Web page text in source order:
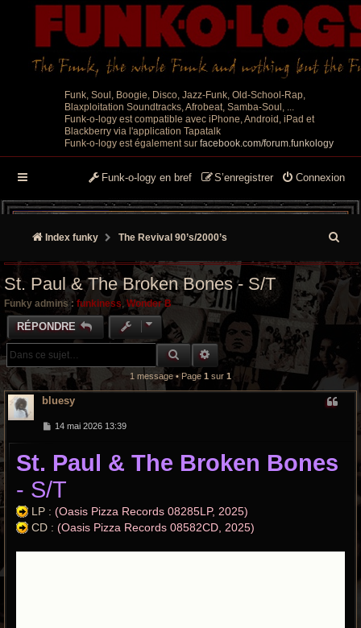
Funk, Soul, Boogie, Disco, Jazz-Funk, Old-School-Rap,
Blaxploitation Soundtracks, Afrobeat, Samba-Soul, ...
Funk-o-logy est compatible avec iPhone, Android, iPad et
Blackberry via l'application Tapatalk
Funk-o-logy est également sur facebook.com/forum.funkology
Connexion
S’enregistrer
Funk-o-logy en bref
Index funky The Revival 90’s/2000’s
e
r
c
St. Paul & The Broken Bones - S/T
Funky admins : funkiness, Wonder B
RÉPONDRE
RECHERCHE GROOVY
RECHERCHE AVANCÉE
1 message • Page 1 sur 1
bluesy
M
s
e
14 mai 2026 13:39
St. Paul & The Broken Bones
- S/T
LP : (Oasis Pizza Records 08285LP, 2025)
CD : (Oasis Pizza Records 08582CD, 2025)